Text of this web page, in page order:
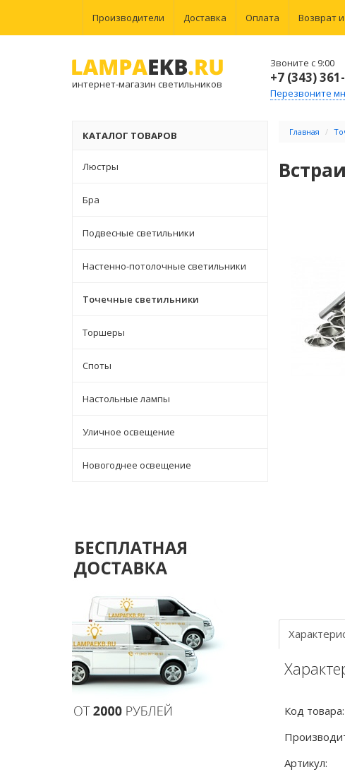
Производители Доставка Оплата Возврат
интернет-магазин светильников
Звоните с 9:00
+7 (343)
Перезвоните
КАТАЛОГ ТОВАРОВ
Люстры
Бра
Подвесные светильники
Настенно-потолочные светильники
Точечные светильники
Торшеры
Споты
Настольные лампы
Уличное освещение
Новогоднее освещение
Главная
Код товара:
Артикул: